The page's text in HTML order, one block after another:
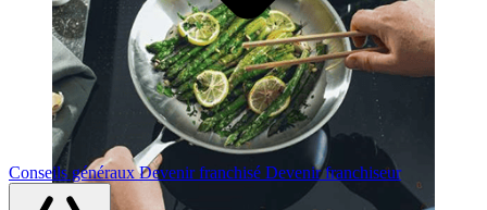
Conseils générauxDevenir franchisé Devenir franchiseur